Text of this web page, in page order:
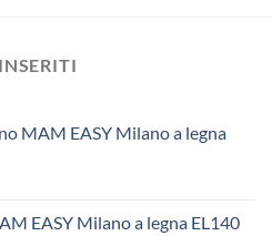
MAM EASY Milano a legna
EASY Milano a legna EL140